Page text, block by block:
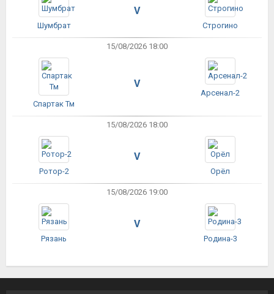
Шумбрат
V
Строгино
15/08/2026 18:00
Спартак Тм
V
Арсенал-2
15/08/2026 18:00
Ротор-2
V
Орёл
15/08/2026 19:00
Рязань
V
Родина-3